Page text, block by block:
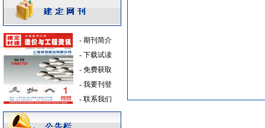
通风设备
陶瓷制品洁净空调
门窗玻璃 [采购中]
稳压泵 [采购中]
玻璃幕墙 [采购中]
及各种防火器材 [采购中]
供水设备光源灯具等
[采购中]
灯具 [采购中]
- 期刊简介
- 下载试读
- 免费获取
- 我要刊登
- 联系我们